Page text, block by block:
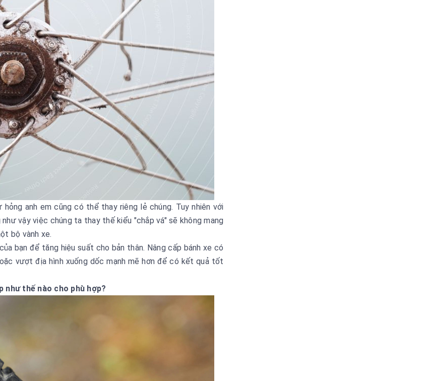
anh em cũng có thể thay riêng lẻ chúng. Tuy nhiên với
vậy việc chúng ta thay thế kiểu "chắp vá" sẽ không mang
bộ vành xe.
bạn để tăng hiệu suất cho bản thân. Nâng cấp bánh xe có
vượt địa hình xuống dốc mạnh mẽ hơn để có kết quả tốt
như thế nào cho phù hợp?